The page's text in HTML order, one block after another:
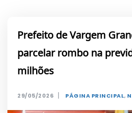
Prefeito de Vargem
parcelar rombo na
milhões
29/05/2026 | PÁGINA PRINCIPAL,